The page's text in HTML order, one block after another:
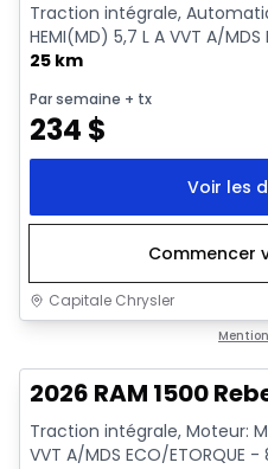
Traction intégrale,
HEMI(MD) 5,7 L A VVT A/
25 km
Par semaine + tx
234 $
Voir les
Commencer
Capitale Chrysler
2026 RAM 1500
Traction intégrale, Moteur:
VVT A/MDS ECO/ETORQUE